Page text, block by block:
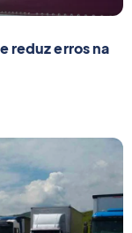
reduz erros na